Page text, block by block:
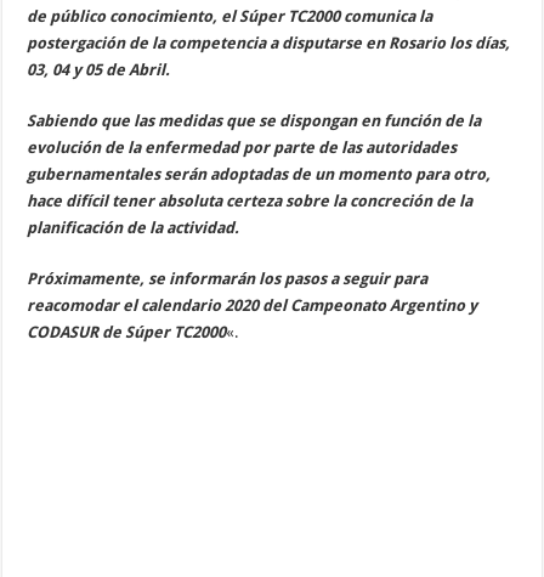
de público conocimiento, el Súper TC2000 comunica la
postergación de la competencia a disputarse en Rosario los días,
03, 04 y 05 de Abril.
Sabiendo que las medidas que se dispongan en función de la
evolución de la enfermedad por parte de las autoridades
gubernamentales serán adoptadas de un momento para otro,
hace difícil tener absoluta certeza sobre la concreción de la
planificación de la actividad.
Próximamente, se informarán los pasos a seguir para
reacomodar el calendario 2020 del Campeonato Argentino y
CODASUR de Súper TC2000«.